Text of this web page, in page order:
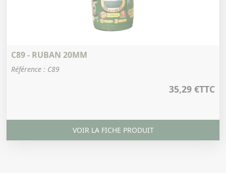
C89 - RUBAN 20MM
Référence : C89
35,29 €TTC
VOIR LA FICHE PRODUIT